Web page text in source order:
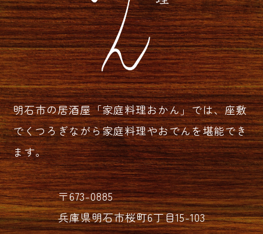
明石市の居酒屋「家庭料理おかん」では、座敷
でくつろぎながら家庭料理やおでんを堪能でき
ます。
〒673-0885
兵庫県明石市桜町6丁目15-103